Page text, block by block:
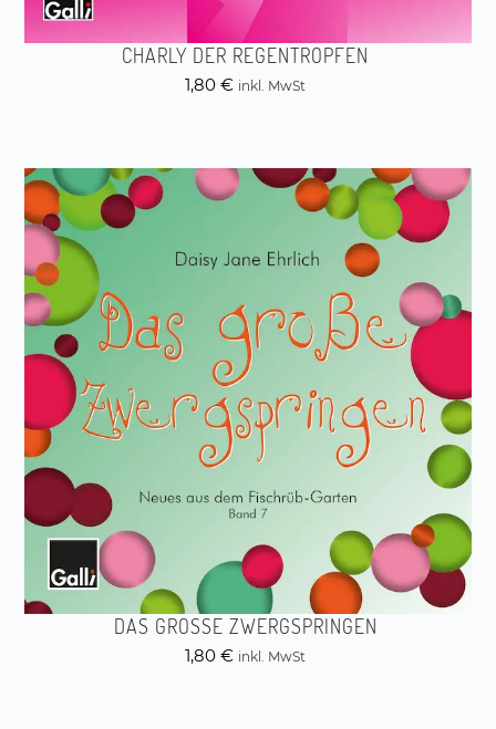
CHARLY DER REGENTROPFEN
1,80 € inkl. MwSt
DAS GROSSE ZWERGSPRINGEN
1,80 € inkl. MwSt